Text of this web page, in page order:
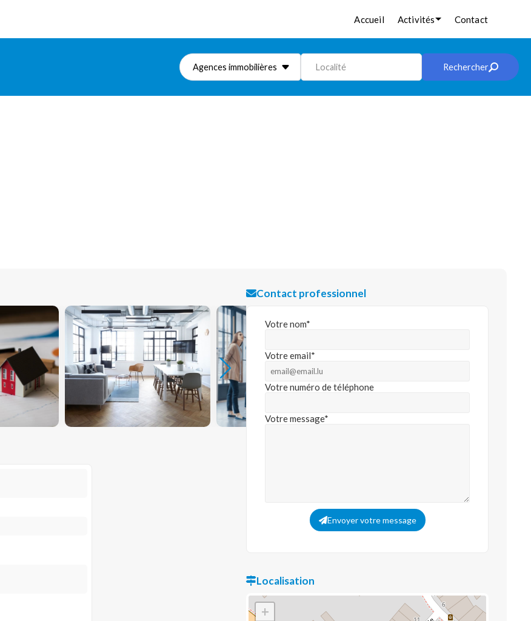
Accueil Activités Contact
Agences immobilières Localité Rechercher
Contact professionnel
Votre nom*
Votre email*
Votre numéro de téléphone
Votre message*
Envoyer votre message
Localisation
+